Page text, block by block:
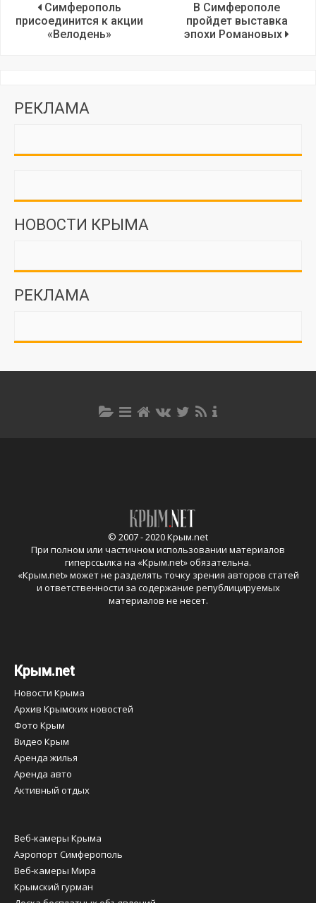
Симферополь
присоединится к акции
«Велодень»
В Симферополе
пройдет выставка
эпохи Романовых
РЕКЛАМА
НОВОСТИ КРЫМА
РЕКЛАМА
© 2007 - 2020 Крым.net
При полном или частичном использовании материалов
гиперссылка на «Крым.net» обязательна.
«Крым.net» может не разделять точку зрения авторов статей
и ответственности за содержание републицируемых
материалов не несет.
Крым.net
Новости Крыма
Архив Крымских новостей
Фото Крым
Видео Крым
Аренда жилья
Аренда авто
Активный отдых
Веб-камеры Крыма
Аэропорт Симферополь
Веб-камеры Мира
Крымский гурман